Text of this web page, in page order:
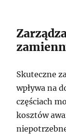
Skuteczne
wpływa na
częściach
kosztów